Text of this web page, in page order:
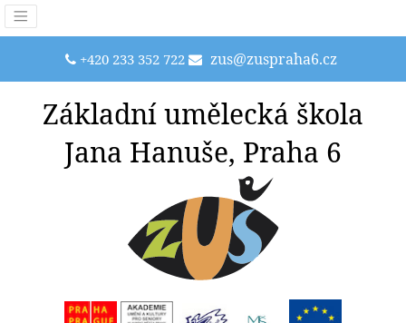
+420 233 352 722 zus@zuspraha6.cz
Základní umělecká škola
Jana Hanuše, Praha 6